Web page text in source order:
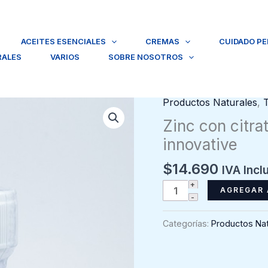
ACEITES ESENCIALES CREMAS
CUIDADO
VARIOS SOBRE NOSOTROS
Productos Naturales,
Zinc con
innovative
$14.690 IVA
Zinc
con
citrato,
Categorías: Productos